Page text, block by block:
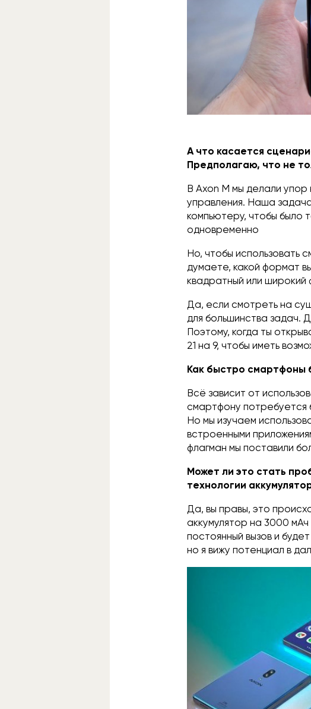
А что касается
Предполагаю, что не
В Axon M мы делали
управления. Наша
компьютеру, чтобы было
одновременно
Но, чтобы использовать
думаете, какой формат
квадратный или широкий
Да, если смотреть на
для большинства задач.
Поэтому, когда ты
21 на 9, чтобы иметь
Как быстро смартфоны
Всё зависит от
смартфону потребуется
Но мы изучаем
встроенными
флагман мы поставили
Может ли это стать
технологии
Да, вы правы, это
аккумулятор на 3000
постоянный вызов и
но я вижу потенциал в